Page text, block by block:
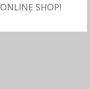
SHOP!
LABAKINDAD Kilvo,